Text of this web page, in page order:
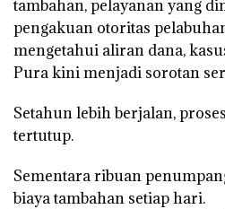
tambahan, pelayanan yang
pengakuan otoritas
mengetahui aliran dana,
Pura kini menjadi sorotan
Setahun lebih berjalan,
tertutup.
Sementara ribuan
biaya tambahan setiap hari.